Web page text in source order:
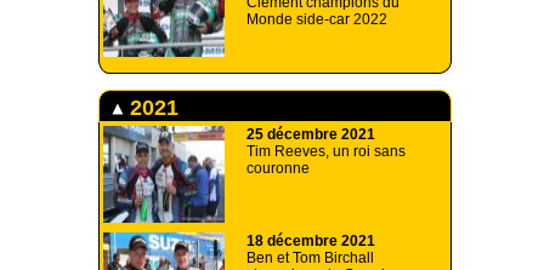
Monde side-car 2022
2021
25 décembre 2021
Tim Reeves, un roi sans
couronne
18 décembre 2021
Ben et Tom Birchall